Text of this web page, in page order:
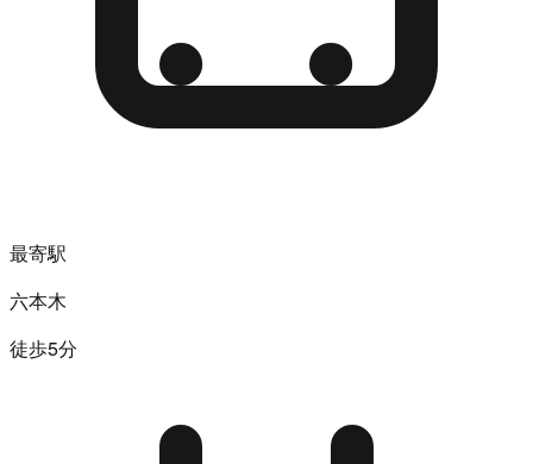
最寄駅
六本木
徒歩5分